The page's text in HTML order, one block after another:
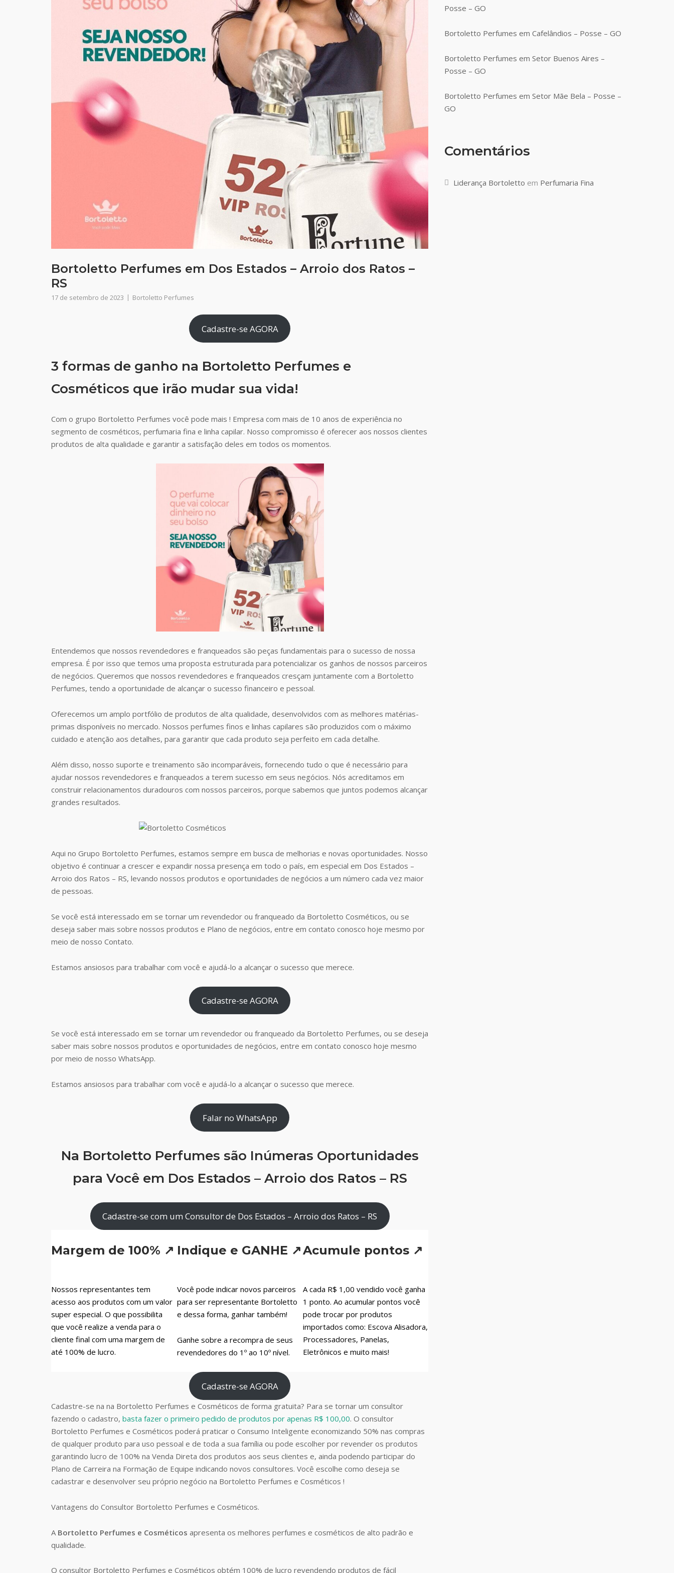
Bortoletto Perfumes em Dos Estados – Arroio dos Ratos –
RS
17 de setembro de 2023 Bortoletto Perfumes
Cadastre-se AGORA
3 formas de ganho na Bortoletto Perfumes e
Cosméticos que irão mudar sua vida!
Com o grupo Bortoletto Perfumes você pode mais ! Empresa com mais de 10 anos de experiência no
segmento de cosméticos, perfumaria fina e linha capilar. Nosso compromisso é oferecer aos nossos clientes
produtos de alta qualidade e garantir a satisfação deles em todos os momentos.
Entendemos que nossos revendedores e franqueados são peças fundamentais para o sucesso de nossa
empresa. É por isso que temos uma proposta estruturada para potencializar os ganhos de nossos parceiros
de negócios. Queremos que nossos revendedores e franqueados cresçam juntamente com a Bortoletto
Perfumes, tendo a oportunidade de alcançar o sucesso financeiro e pessoal.
Oferecemos um amplo portfólio de produtos de alta qualidade, desenvolvidos com as melhores matérias-
primas disponíveis no mercado. Nossos perfumes finos e linhas capilares são produzidos com o máximo
cuidado e atenção aos detalhes, para garantir que cada produto seja perfeito em cada detalhe.
Além disso, nosso suporte e treinamento são incomparáveis, fornecendo tudo o que é necessário para
ajudar nossos revendedores e franqueados a terem sucesso em seus negócios. Nós acreditamos em
construir relacionamentos duradouros com nossos parceiros, porque sabemos que juntos podemos alcançar
grandes resultados.
Aqui no Grupo Bortoletto Perfumes, estamos sempre em busca de melhorias e novas oportunidades. Nosso
objetivo é continuar a crescer e expandir nossa presença em todo o país, em especial em Dos Estados –
Arroio dos Ratos – RS, levando nossos produtos e oportunidades de negócios a um número cada vez maior
de pessoas.
Se você está interessado em se tornar um revendedor ou franqueado da Bortoletto Cosméticos, ou se
deseja saber mais sobre nossos produtos e Plano de negócios, entre em contato conosco hoje mesmo por
meio de nosso Contato.
Estamos ansiosos para trabalhar com você e ajudá-lo a alcançar o sucesso que merece.
Cadastre-se AGORA
Se você está interessado em se tornar um revendedor ou franqueado da Bortoletto Perfumes, ou se deseja
saber mais sobre nossos produtos e oportunidades de negócios, entre em contato conosco hoje mesmo
por meio de nosso WhatsApp.
Estamos ansiosos para trabalhar com você e ajudá-lo a alcançar o sucesso que merece.
Falar no WhatsApp
Na Bortoletto Perfumes são Inúmeras Oportunidades
para Você em Dos Estados – Arroio dos Ratos – RS
Cadastre-se com um Consultor de Dos Estados – Arroio dos Ratos – RS
Margem de 100% ↗
Nossos representantes tem
acesso aos produtos com um valor
super especial. O que possibilita
que você realize a venda para o
cliente final com uma margem de
até 100% de lucro.
Indique e GANHE ↗
Você pode indicar novos parceiros
para ser representante Bortoletto
e dessa forma, ganhar também!
Ganhe sobre a recompra de seus
revendedores do 1º ao 10º nível.
Acumule pontos ↗
A cada R$ 1,00 vendido você ganha
1 ponto. Ao acumular pontos você
pode trocar por produtos
importados como: Escova Alisadora,
Processadores, Panelas,
Eletrônicos e muito mais!
Cadastre-se AGORA
Cadastre-se na na Bortoletto Perfumes e Cosméticos de forma gratuita? Para se tornar um consultor
fazendo o cadastro, basta fazer o primeiro pedido de produtos por apenas R$ 100,00. O consultor
Bortoletto Perfumes e Cosméticos poderá praticar o Consumo Inteligente economizando 50% nas compras
de qualquer produto para uso pessoal e de toda a sua família ou pode escolher por revender os produtos
garantindo lucro de 100% na Venda Direta dos produtos aos seus clientes e, ainda podendo participar do
Plano de Carreira na Formação de Equipe indicando novos consultores. Você escolhe como deseja se
cadastrar e desenvolver seu próprio negócio na Bortoletto Perfumes e Cosméticos !
Vantagens do Consultor Bortoletto Perfumes e Cosméticos.
A Bortoletto Perfumes e Cosméticos apresenta os melhores perfumes e cosméticos de alto padrão e
qualidade.
O consultor Bortoletto Perfumes e Cosméticos obtém 100% de lucro revendendo produtos de fácil
Posse – GO
Bortoletto Perfumes em Cafelândios – Posse – GO
Bortoletto Perfumes em Setor Buenos Aires –
Posse – GO
Bortoletto Perfumes em Setor Mãe Bela – Posse –
GO
Comentários
Liderança Bortoletto em Perfumaria Fina